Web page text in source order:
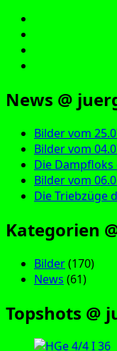
News @
Bilder vom
Bilder vom
Die Dampfloks
Bilder vom
Die Triebzüge
Kategorien
Bilder(170)
News (61)
Topshots @